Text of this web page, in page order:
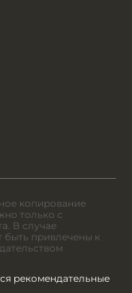
копирование
только с
В случае
привлечены к
рекомендательные